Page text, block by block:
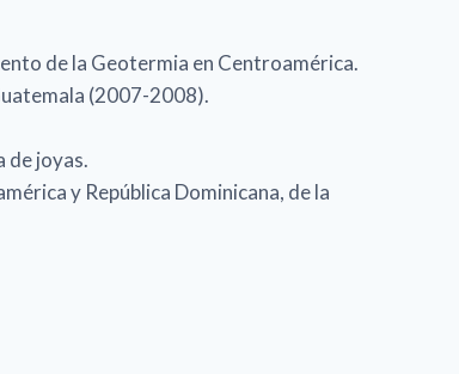
de la Geotermia en Centroamérica.
(2007-2008).
de joyas.
y República Dominicana, de la